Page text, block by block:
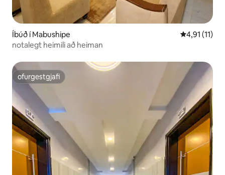
Íbúð í Mabushipe 4,91 af 5 í
4,91 (11)
notalegt heimili að heiman
ofurgestgjafi
ofurgestgjafi